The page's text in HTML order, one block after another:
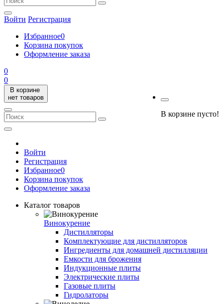
Войти Регистрация
Избранное0
Корзина покупок
Оформление заказа
0
0
В корзине
нет товаров
В корзине пусто!
Войти
Регистрация
Избранное0
Корзина покупок
Оформление заказа
Каталог товаров
Винокурение
Дистилляторы
Комплектующие для дистилляторов
Ингредиенты для домашней дистилляции
Емкости для брожения
Индукционные плиты
Электрические плиты
Газовые плиты
Гидролаторы